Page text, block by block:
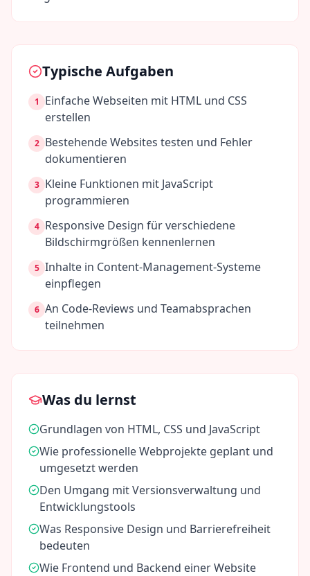
Typische Aufgaben
1
Einfache Webseiten mit HTML und CSS
erstellen
2 Bestehende Websites testen und Fehler
dokumentieren
3 Kleine Funktionen mit JavaScript
programmieren
4 Responsive Design für verschiedene
Bildschirmgrößen kennenlernen
5 Inhalte in Content-Management-Systeme
einpflegen
6 An Code-Reviews und Teamabsprachen
teilnehmen
Was du lernst
Grundlagen von HTML, CSS und JavaScript
Wie professionelle Webprojekte geplant und
umgesetzt werden
Den Umgang mit Versionsverwaltung und
Entwicklungstools
Was Responsive Design und Barrierefreiheit
bedeuten
Wie Frontend und Backend einer Website